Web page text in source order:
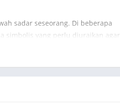
sadar seseorang. Di beberapa
simbolis yang perlu diuraikan agar
pada konteks dan detail cerita
sebagai pertanda baik atau